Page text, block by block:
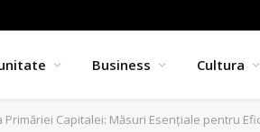
Business Cultura
Primăriei Capitalei: Măsuri Esențiale pentru